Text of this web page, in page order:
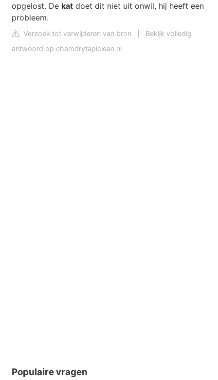
opgelost. De kat doet dit niet uit onwil, hij heeft een
probleem.
Verzoek tot verwijderen van bron
Bekijk volledig
antwoord op chemdrytapiclean.nl
Populaire vragen